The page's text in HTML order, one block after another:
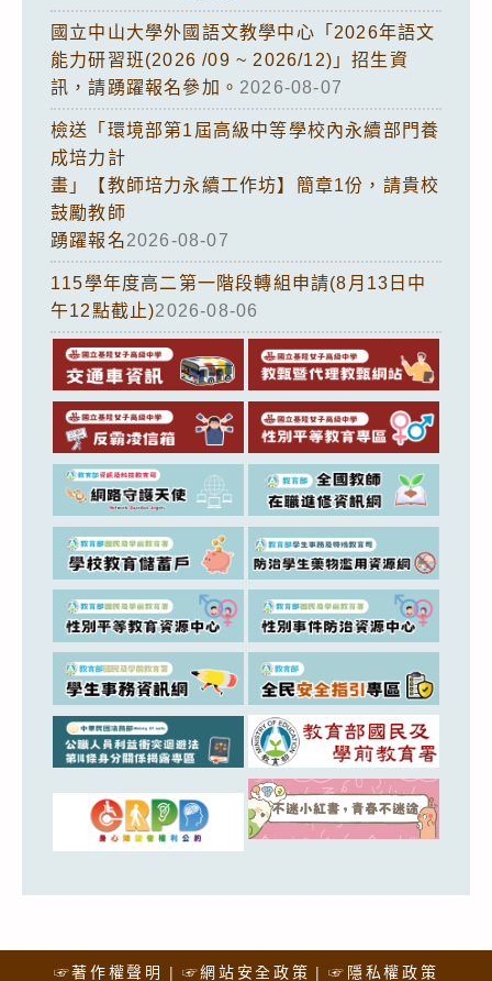
國立中山大學外國語文教學中心「2026年語文
能力研習班(2026 /09 ~ 2026/12)」招生資
訊，請踴躍報名參加。 2026-08-07
檢送「環境部第1屆高級中等學校內永續部門養
成培力計
畫」【教師培力永續工作坊】簡章1份，請貴校
鼓勵教師
踴躍報名2026-08-07
115學年度高二第一階段轉組申請(8月13日中
午12點截止)2026-08-06
☞著作權聲明 ☞網站安全政策 ☞隱私權政策